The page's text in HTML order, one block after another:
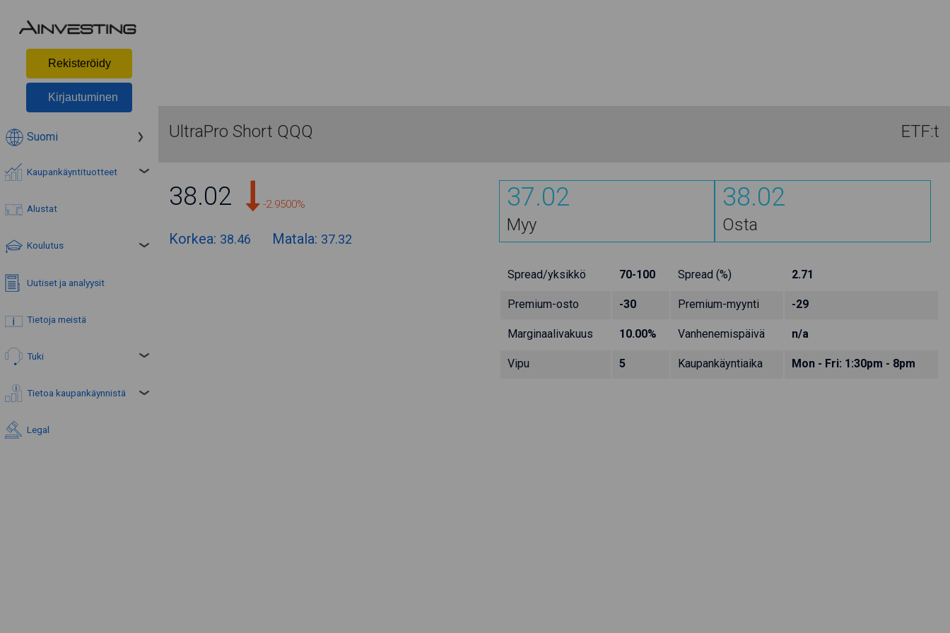
Rekisteröidy
Kirjautuminen
Suomi
Kaupankäyntituotteet
Alustat
Koulutus
Uutiset ja analyysit
Tietoja meistä
Tuki
Tietoa kaupankäynnistä
Legal
UltraPro Short QQQ ETF:t
38.02 -2.9500%
Korkea: 38.46 Matala: 37.32
37.02
Myy
38.02
Osta
Spread/yksikkö 70-100 Spread (%) 2.71
Premium-osto -30 Premium-myynti -29
Marginaalivakuus 10.00% Vanhenemispäivä n/a
Vipu 5 Kaupankäyntiaika Mon - Fri: 1:30pm - 8pm